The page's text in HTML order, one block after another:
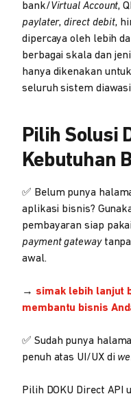
bank/Virtual Account,
paylater,direct debit,
dipercaya oleh lebih
berbagai skala dan
hanya dikenakan
seluruh sistem
Pilih Solusi
Kebutuhan
✅ Belum punya
aplikasi bisnis?
pembayaran siap
payment gateway
awal.
→ simak lebih lanjut
membantu bisnis
✅ Sudah punya
penuh atas UI/UX di
Pilih DOKU Direct